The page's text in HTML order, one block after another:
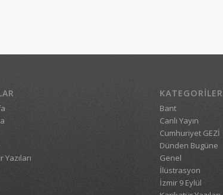
KATEGORILER
Bant
Canlı Yayın
Cumhuriyet GEZİ
Dünden Bugüne
Genel
İlüstrasyon
İzmir 9 Eylül